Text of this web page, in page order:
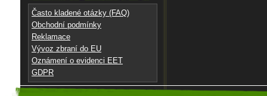
Často kladené otázky (FAQ)
Obchodní podmínky
Reklamace
Vývoz zbraní do EU
Oznámení o evidenci EET
GDPR